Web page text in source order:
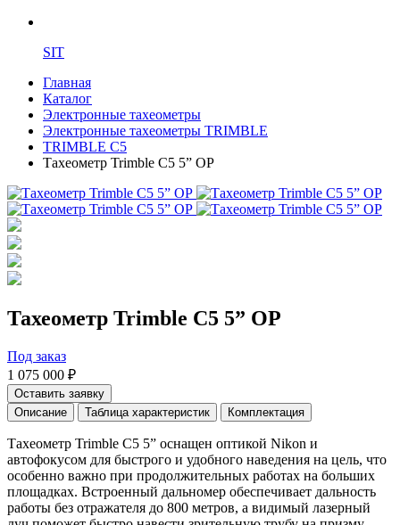
SIT
Главная
Каталог
Электронные тахеометры
Электронные тахеометры TRIMBLE
TRIMBLE C5
Тахеометр Trimble C5 5” OP
Тахеометр Trimble C5 5” OP
Под заказ
1 075 000 ₽
Оставить заявку
Описание
Таблица характеристик Комплектация
Тахеометр Trimble C5 5” оснащен оптикой Nikon и
автофокусом для быстрого и удобного наведения на цель, что
особенно важно при продолжительных работах на больших
площадках. Встроенный дальномер обеспечивает дальность
работы без отражателя до 800 метров, а видимый лазерный